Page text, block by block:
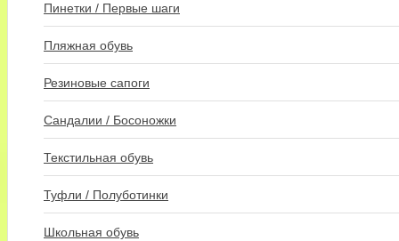
Пинетки / Первые шаги
Пляжная обувь
Резиновые сапоги
Сандалии / Босоножки
Текстильная обувь
Туфли / Полуботинки
Школьная обувь